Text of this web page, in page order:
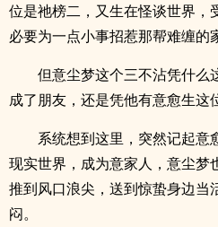
位是祂榜二，又生在怪谈世界，
必要为一点小事招惹那帮难缠的
但意尘梦这个三不沾凭什么
成了朋友，还是凭他有意愈生这
系统想到这里，突然记起意
现实世界，成为意家人，意尘梦
推到风口浪尖，送到惊蛰身边当
闷。